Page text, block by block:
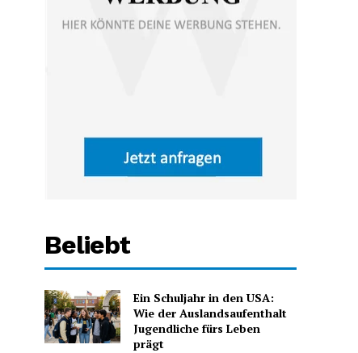
Beliebt
Ein Schuljahr in den USA:
Wie der Auslandsaufenthalt
Jugendliche fürs Leben
prägt